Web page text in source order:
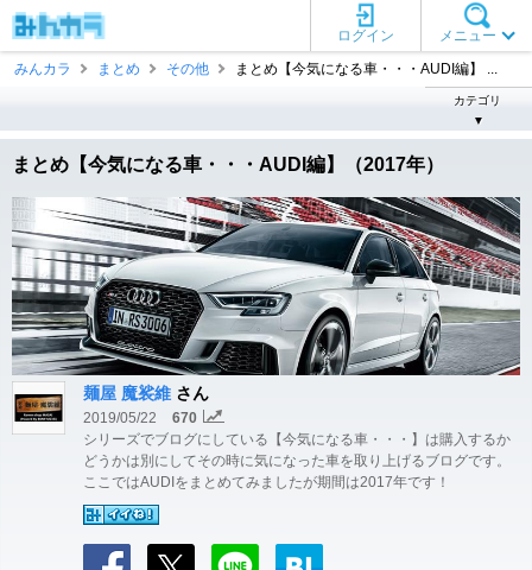
メニュー
ログイン
みんカラ
まとめ その他 まとめ【今気になる車・・・AUDI編】 ...
カテゴリ
▼
まとめ【今気になる車・・・AUDI編】（2017年）
麺屋 魔裟維 さん
2019/05/22
670
シリーズでブログにしている【今気になる車・・・】は購入するか
どうかは別にしてその時に気になった車を取り上げるブログです。
ここではAUDIをまとめてみましたが期間は2017年です！